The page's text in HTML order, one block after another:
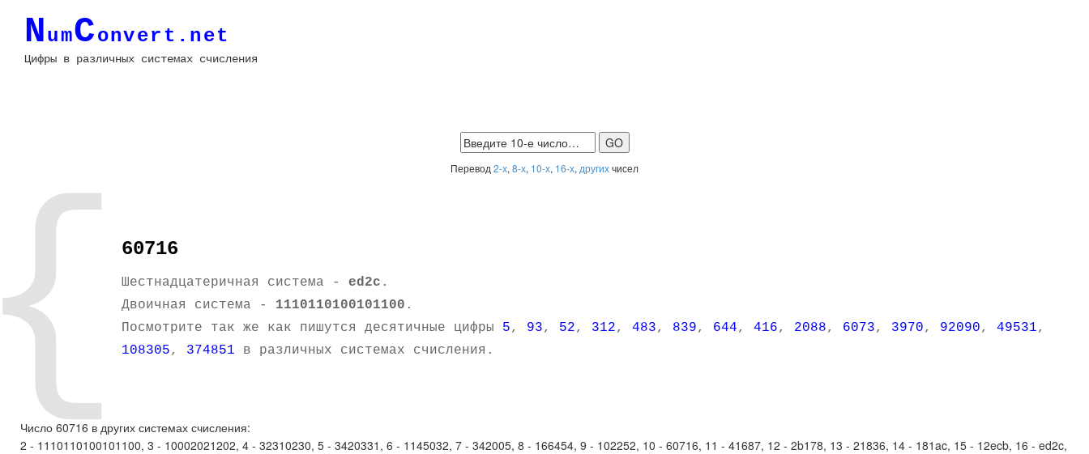
NumConvert.net
Цифры в различных системах счисления
Перевод 2-х, 8-х, 10-х, 16-х, другихчисел
60716
Шестнадцатеричная система - ed2c .
Двоичная система - 1110110100101100 .
Посмотрите так же как пишутся десятичные цифры 5, 93, 52, 312, 483, 839, 644, 416, 2088, 6073, 3970, 92090, 49531,
108305, 374851 в различных системах счисления.
Число 60716 в других системах счисления:
2 - 1110110100101100, 3 - 10002021202, 4 - 32310230, 5 - 3420331, 6 - 1145032, 7 - 342005, 8 - 166454, 9 - 102252, 10 - 60716, 11 - 41687, 12 - 2b178, 13 - 21836, 14 - 181ac, 15 - 12ecb, 16 - ed2c,